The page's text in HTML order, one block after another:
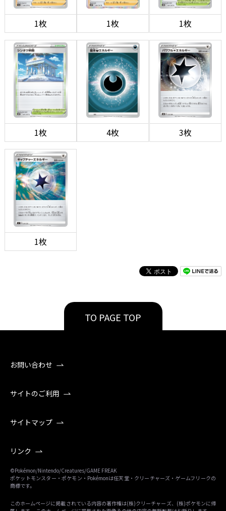
1枚 1枚 1枚
1枚 4枚 3枚
1枚
TO PAGE TOP
お問い合わせ
サイトのご利用
サイトマップ
リンク
©Pokémon/Nintendo/Creatures/GAME FREAK
ポケットモンスター・ポケモン・Pokémonは任天堂・クリーチャーズ・ゲームフリークの
商標です。
このホームページに掲載されている内容の著作権は(株)クリーチャーズ、(株)ポケモンに帰